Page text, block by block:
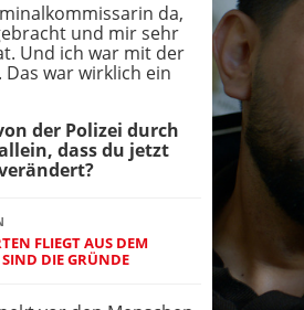
da,
und mir sehr
Und ich war mit der
war wirklich ein
der Polizei durch
dass du jetzt
FLIEGT AUS DEM
DIE GRÜNDE